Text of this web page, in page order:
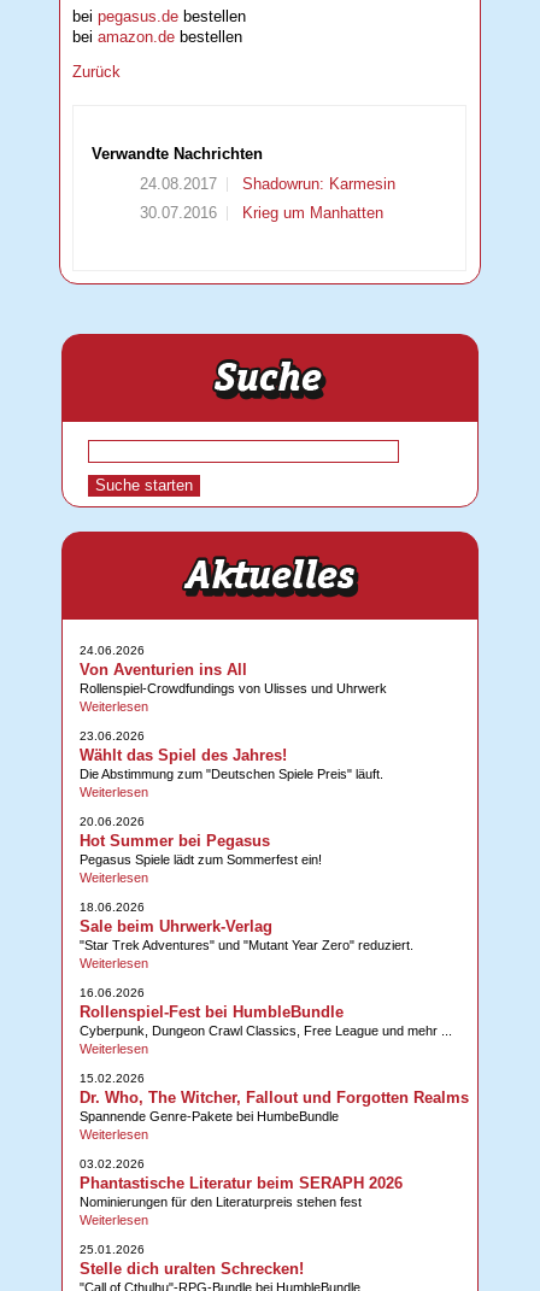
beipegasus.de bestellen
beiamazon.de bestellen
Zurück
Verwandte Nachrichten
24.08.2017
Shadowrun: Karmesin
30.07.2016
Krieg um Manhatten
24.06.2026
Von Aventurien ins All
Rollenspiel-Crowdfundings von Ulisses und Uhrwerk
Weiterlesen
23.06.2026
Wählt das Spiel des Jahres!
Die Abstimmung zum "Deutschen Spiele Preis" läuft.
Weiterlesen
20.06.2026
Hot Summer bei Pegasus
Pegasus Spiele lädt zum Sommerfest ein!
Weiterlesen
18.06.2026
Sale beim Uhrwerk-Verlag
"Star Trek Adventures" und "Mutant Year Zero" reduziert.
Weiterlesen
16.06.2026
Rollenspiel-Fest bei HumbleBundle
Cyberpunk, Dungeon Crawl Classics, Free League und mehr ...
Weiterlesen
15.02.2026
Dr. Who, The Witcher, Fallout und Forgotten Realms
Spannende Genre-Pakete bei HumbeBundle
Weiterlesen
03.02.2026
Phantastische Literatur beim SERAPH 2026
Nominierungen für den Literaturpreis stehen fest
Weiterlesen
25.01.2026
Stelle dich uralten Schrecken!
"Call of Cthulhu"-RPG-Bundle bei HumbleBundle